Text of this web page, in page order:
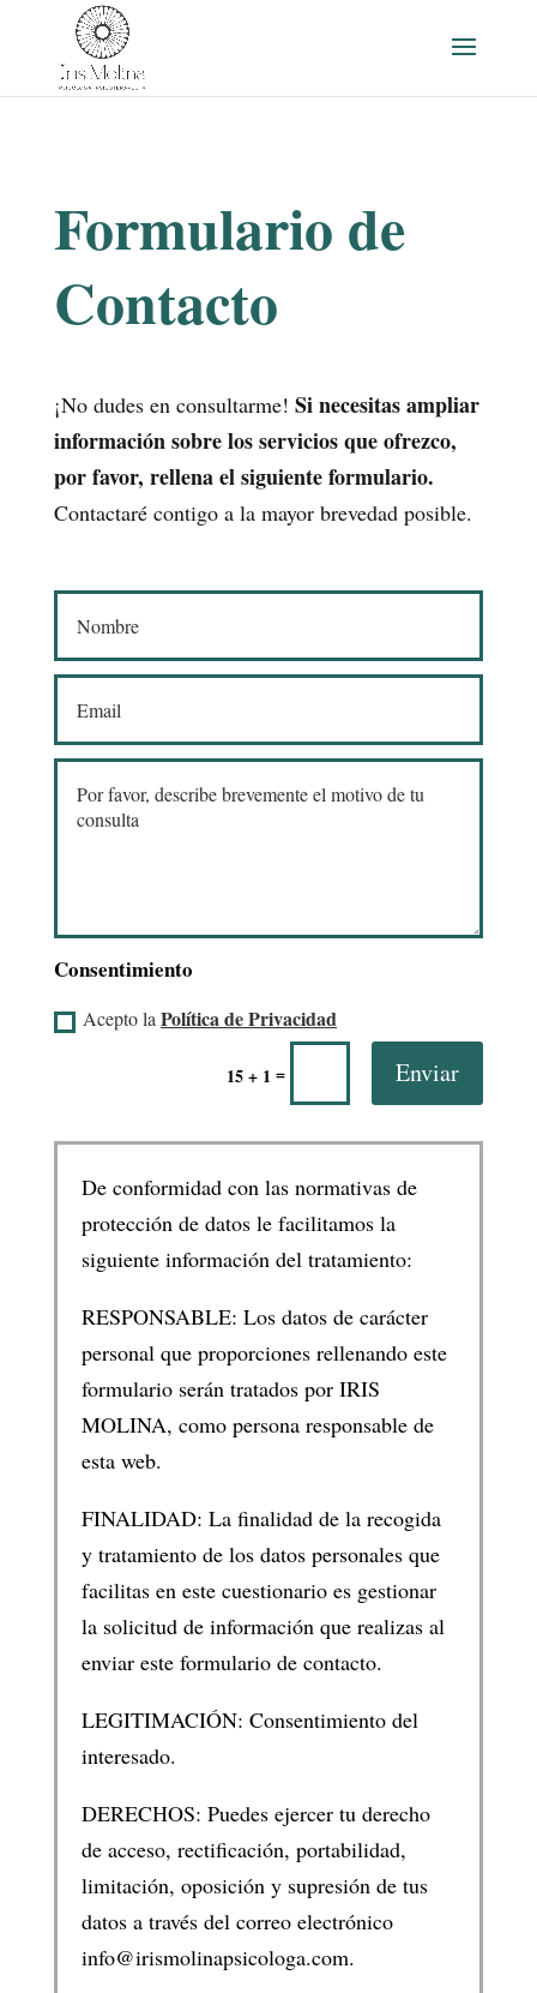
Formulario de
Contacto
¡No dudes en consultarme! Si necesitas ampliar
información sobre los servicios que ofrezco,
por favor, rellena el siguiente formulario.
Contactaré contigo a la mayor brevedad posible.
Consentimiento
Acepto laPolítica de Privacidad
15 + 1 = Enviar
De conformidad con las normativas de
protección de datos le facilitamos la
siguiente información del tratamiento:
RESPONSABLE: Los datos de carácter
personal que proporciones rellenando este
formulario serán tratados por IRIS
MOLINA, como persona responsable de
esta web.
FINALIDAD: La finalidad de la recogida
y tratamiento de los datos personales que
facilitas en este cuestionario es gestionar
la solicitud de información que realizas al
enviar este formulario de contacto.
LEGITIMACIÓN: Consentimiento del
interesado.
DERECHOS: Puedes ejercer tu derecho
de acceso, rectificación, portabilidad,
limitación, oposición y supresión de tus
datos a través del correo electrónico
info@irismolinapsicologa.com.